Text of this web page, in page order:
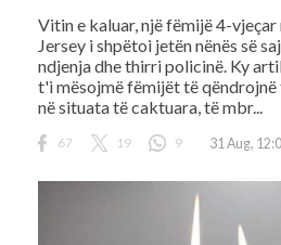
Vitin e kaluar, një fëmijë 4-vjeçar
Jersey i shpëtoi jetën nënës së
ndjenja dhe thirri policinë. Ky
t'i mësojmë fëmijët të
në situata të caktuara, të mbr...
67 19 9 31 Aug,